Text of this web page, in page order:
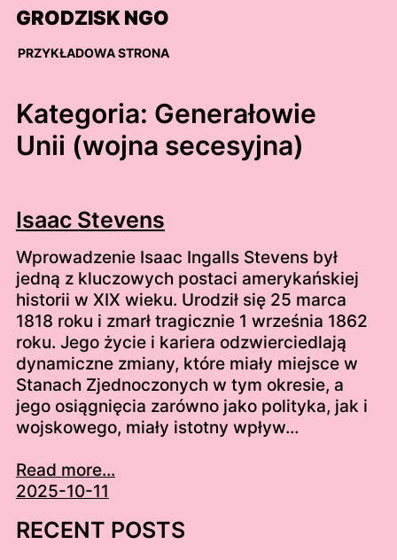
Skip
content
GRODZISK NGO
PRZYKŁADOWA STRONA
Kategoria: Generałowie
Unii (wojna secesyjna)
Isaac Stevens
Wprowadzenie Isaac Ingalls Stevens był
jedną z kluczowych postaci amerykańskiej
historii w XIX wieku. Urodził się 25 marca
1818 roku i zmarł tragicznie 1 września 1862
roku. Jego życie i kariera odzwierciedlają
dynamiczne zmiany, które miały miejsce w
Stanach Zjednoczonych w tym okresie, a
jego osiągnięcia zarówno jako polityka, jak i
wojskowego, miały istotny wpływ…
Read more...
2025-10-11
RECENT POSTS